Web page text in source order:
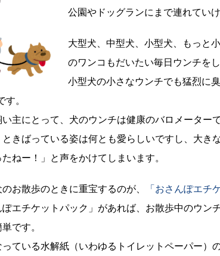
公園やドッグランにまで連れてい
大型犬、中型犬、小型犬、もっと
のワンコもだいたい毎日ウンチをし
小型犬の小さなウンチでも猛烈に
。
主にとって、犬のウンチは健康のバロメーターで
ときばっている姿は何とも愛らしいですし、大き
たねー！」と声をかけてしまいます。
お散歩のときに重宝するのが、 「おさんぽエチ
ぽエチケットパック」があれば、お散歩中のウン
です。
ている水解紙（いわゆるトイレットペーパー